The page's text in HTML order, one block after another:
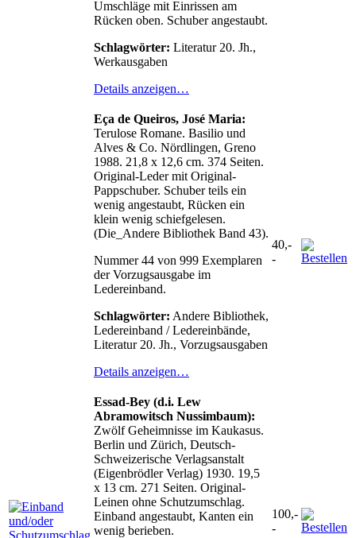
Umschläge mit Einrissen am
Rücken oben. Schuber angestaubt.
Schlagwörter: Literatur 20. Jh.,
Werkausgaben
Details anzeigen…
Eça de Queiros, José Maria:
Terulose Romane. Basilio und
Alves & Co. Nördlingen, Greno
1988. 21,8 x 12,6 cm. 374 Seiten.
Original-Leder mit Original-
Pappschuber. Schuber teils ein
wenig angestaubt, Rücken ein
klein wenig schiefgelesen.
(Die_Andere Bibliothek Band 43).
Nummer 44 von 999 Exemplaren
der Vorzugsausgabe im
Ledereinband.
Schlagwörter: Andere Bibliothek,
Ledereinband / Ledereinbände,
Literatur 20. Jh., Vorzugsausgaben
Details anzeigen…
40,-
-
Essad-Bey (d.i. Lew
Abramowitsch Nussimbaum):
Zwölf Geheimnisse im Kaukasus.
Berlin und Zürich, Deutsch-
Schweizerische Verlagsanstalt
(Eigenbrödler Verlag) 1930. 19,5
x 13 cm. 271 Seiten. Original-
Leinen ohne Schutzumschlag.
Einband angestaubt, Kanten ein
wenig berieben.
100,-
-